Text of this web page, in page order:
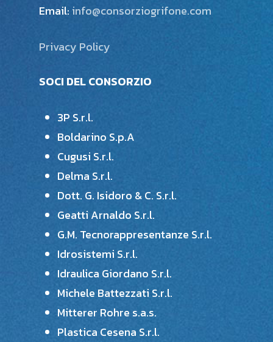
Email: info@consorziogrifone.com
Privacy Policy
SOCI DEL CONSORZIO
3P S.r.l.
Boldarino S.p.A
Cugusi S.r.l.
Delma S.r.l.
Dott. G. Isidoro & C. S.r.l.
Geatti Arnaldo S.r.l.
G.M. Tecnorappresentanze S.r.l.
Idrosistemi S.r.l.
Idraulica Giordano S.r.l.
Michele Battezzati S.r.l.
Mitterer Rohre s.a.s.
Plastica Cesena S.r.l.